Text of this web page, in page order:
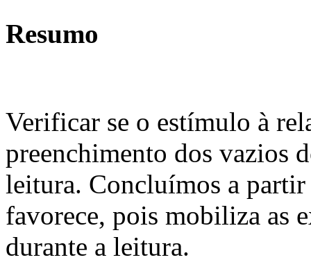
Resumo
Verificar se o estímulo à
preenchimento dos vazios
leitura. Concluímos a
favorece, pois mobiliza as
durante a leitura.